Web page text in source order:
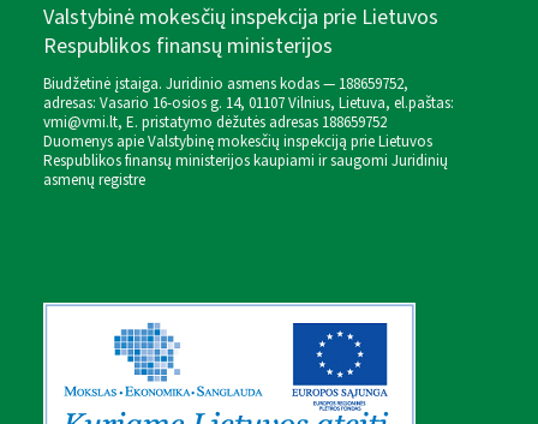
Valstybinė mokesčių inspekcija prie Lietuvos
Respublikos finansų ministerijos
Biudžetinė įstaiga. Juridinio asmens kodas — 188659752,
adresas: Vasario 16-osios g. 14, 01107 Vilnius, Lietuva, el.paštas:
vmi@vmi.lt, E. pristatymo dėžutės adresas 188659752
Duomenys apie Valstybinę mokesčių inspekciją prie Lietuvos
Respublikos finansų ministerijos kaupiami ir saugomi Juridinių
asmenų registre